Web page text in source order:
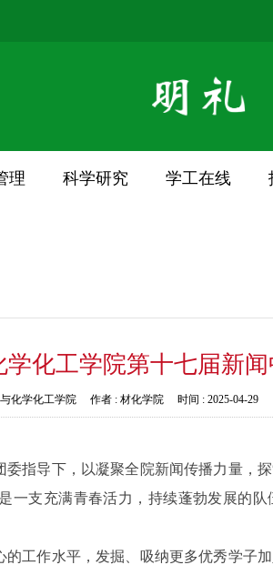
理 科学研究 学工在线
化工学院第十七届新
化学化工学院作者 : 材化学院时间 : 2025-04-29
指导下，以凝聚全院新闻传播力量，
一支充满青春活力，持续蓬勃发展的
工作水平，发掘、吸纳更多优秀学子